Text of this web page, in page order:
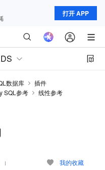
打开 APP
数据库
插件
SQL参考
线性参考
我的收藏